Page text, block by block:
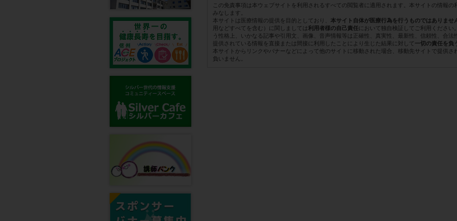
この免責事項は本ウェブサイトを利用されるすべての閲覧者に適用されます。本サイトの情報
みなします。
本サイトは医療情報の提供を目的としており、 本サイト自体が医療行為を行うものではありませ
用などすべてを含む）に関しましては利用者様の自己責任において独自検証してご利用くださ
う性格上、いかなる記事や引用文、画像、音声情報等は正確性、真実性、最新性、信頼性、合
提供されている情報を直接または間接に利用したことにより生じた結果に対して 一切の責任を負
本サイトからリンクやバナーなどによって他のサイトに移動された場合、移動先サイトで提供
負いません。